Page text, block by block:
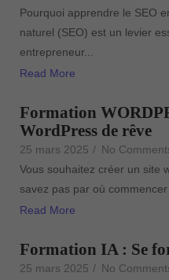
Pourquoi apprendre le SEO
naturel (SEO) est un levier
entrepreneur...
Read More
Formation
WordPress de rêve
25 mars 2025 / No
Vous souhaitez créer un site
savez pas par où
Read More
Formation IA : Se
25 mars 2025 / No